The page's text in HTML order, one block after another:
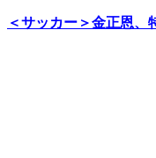
＜サッカー＞金正恩、